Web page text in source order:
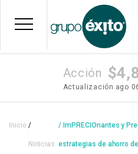
contenido
Acción
Actualización ago
Sobrescribir
enlaces
Inicio
Noticias
ImPRECIOnantes y
estrategias de ahorro